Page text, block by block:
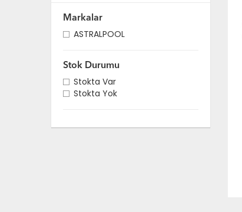
Markalar
ASTRALPOOL
Stok Durumu
Stokta Var
Stokta Yok